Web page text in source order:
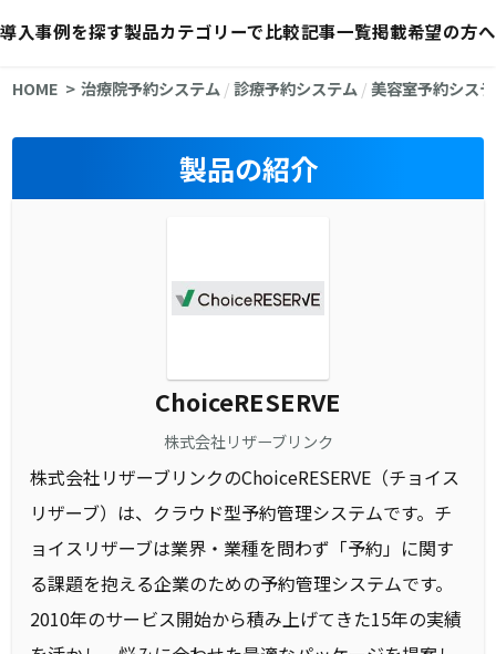
導入事例を探す製品カテゴリーで比較記事一覧掲載希望の方へ
HOME 治療院予約システム/診療予約システム/美容室予約シス
製品の紹介
ChoiceRESERVE
株式会社リザーブリンク
株式会社リザーブリンクのChoiceRESERVE（チョイス
リザーブ）は、クラウド型予約管理システムです。チ
ョイスリザーブは業界・業種を問わず「予約」に関す
る課題を抱える企業のための予約管理システムです。
2010年のサービス開始から積み上げてきた15年の実績